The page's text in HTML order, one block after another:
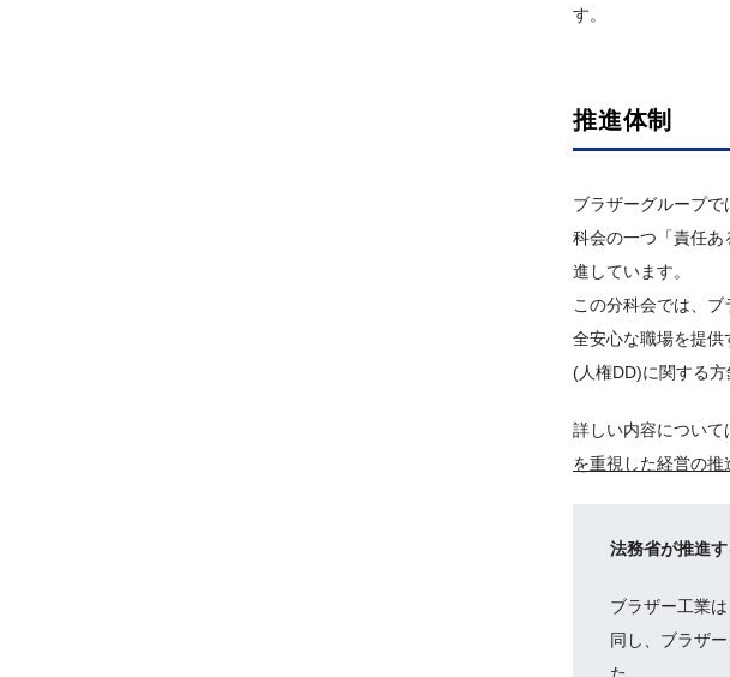
す。
推進体制
ブラザーグループ
科会の一つ「責任
進しています。
この分科会では、
全安心な職場を提供
(人権DD)に関する
詳しい内容について
を重視した経営の推
法務省が推進
ブラザー工業
同し、ブラザ